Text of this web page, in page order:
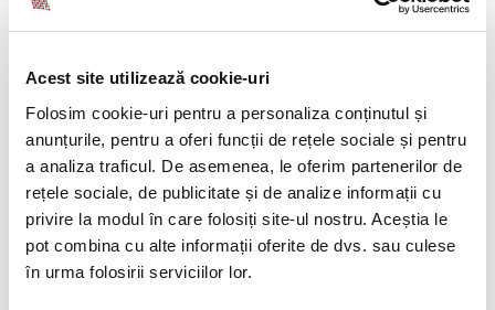
Acest site utilizează cookie-uri
Folosim cookie-uri pentru a personaliza conținutul și
anunțurile, pentru a oferi funcții de rețele sociale și pentru
a analiza traficul. De asemenea, le oferim partenerilor de
rețele sociale, de publicitate și de analize informații cu
privire la modul în care folosiți site-ul nostru. Aceștia le
pot combina cu alte informații oferite de dvs. sau culese
în urma folosirii serviciilor lor.
nationala sunt adaugate COR;
5 ocupatii sunt redenumite;
2 ocupatii sunt mutate din grupa 2421 in grupa
2141
Lista din anexa ordinului este parte integranta a
acestuia.
Ordonanta nr. 137/2000 republicata